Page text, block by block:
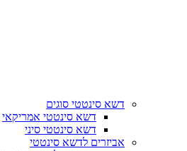
דשא סינטטי סוגים
דשא סינטטי אמריקאי
דשא סינטטי סיני
אביזרים לדשא סינטטי